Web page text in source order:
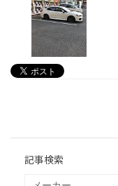
記事検索